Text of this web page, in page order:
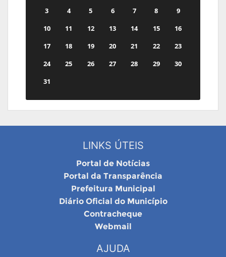
3
4 5 6 7 8
9
10
11 12 13 14 15
16
17
18 19 20 21 22
23
24
25 26 27 28 29
30
31
LINKS ÚTEIS
Portal de Notícias
Portal da Transparência
Prefeitura Municipal
Diário Oficial do Município
Contracheque
Webmail
AJUDA